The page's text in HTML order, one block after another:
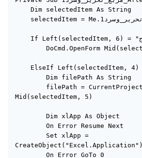
    Dim selectedItem As String
    selectedItem = Me.مربع_تحرير_وسرد1.Value
    If Left(selectedItem, 6) = "نموذج:" Then
        DoCmd.OpenForm Mid(selectedItem, 7)
    ElseIf Left(selectedItem, 4) = "ملف:" Then
        Dim filePath As String
        filePath = CurrentProject.Path & "\" &
Mid(selectedItem, 5)
        Dim xlApp As Object
        On Error Resume Next
        Set xlApp =
CreateObject("Excel.Application")
        On Error GoTo 0